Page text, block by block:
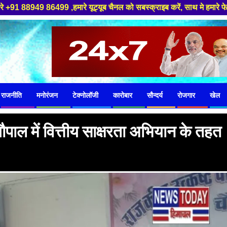
यूट्यूब चैनल को सबस्क्राइब करें, साथ मे हमारे फेसबुक को लाइक जरूर करें
राजनीति मनोरंजन टेक्नोलॉजी कारोबार सौन्दर्य रोजगार खेल
में वित्तीय साक्षरता अभियान के तहत